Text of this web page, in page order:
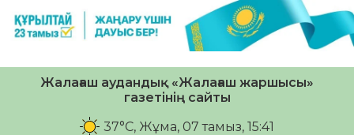
Жалағаш аудандық «Жалағаш жаршысы»
газетінің сайты
37°C, Жұма, 07 тамыз, 15:41